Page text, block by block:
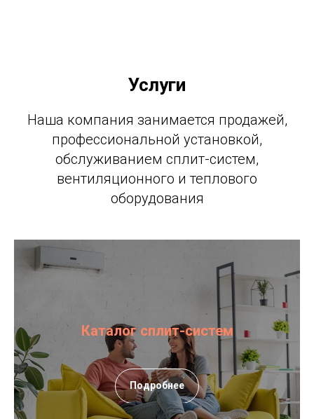
Услуги
Наша компания занимается продажей,
профессиональной установкой,
обслуживанием сплит-систем,
вентиляционного и теплового
оборудования
Каталог сплит-систем
Подробнее